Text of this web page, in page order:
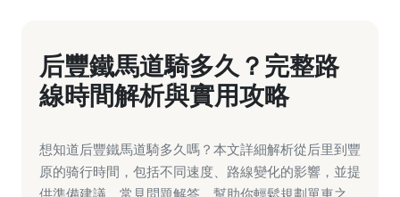
后豐鐵馬道騎多久？完整路
線時間解析與實用攻略
想知道后豐鐵馬道騎多久嗎？本文詳細解析從后里到豐
原的骑行時間，包括不同速度、路線變化的影響，並提
供準備建議、常見問題解答，幫助你輕鬆規劃單車之